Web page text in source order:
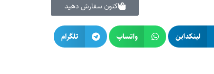
اکنون سفارش دهید
لینکداین واتساپ
تلگرام